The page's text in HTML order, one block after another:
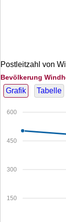
Postleitzahl von
Bevölkerung
Grafik Tabelle
150
300
450
600